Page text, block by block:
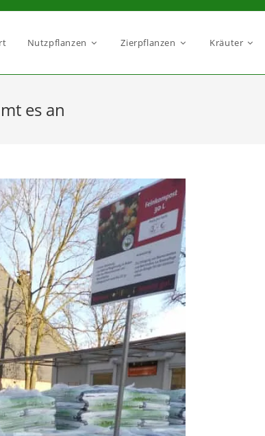
Nutzpflanzen Zierpflanzen Kräuter
es an